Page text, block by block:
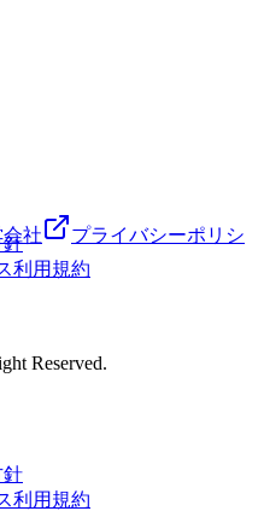
甲骨ストレッチ】
八重洲1-3-7八重洲ファー
モグキッチン内)営業時
7900＜Mail＞
（PC)＞
（PC)＞
越前駅A4出口徒歩4分】
出口徒歩4分】【日本橋三
歩5分】【東京メトロ銀座線
直結】
甲骨ストレッチ】
八重洲1-3-7八重洲ファー
モグキッチン内)営業時
～19:00（毎週水曜 定
7900＜Mail＞
（PC)＞
日本橋口より徒歩5分】
丸の内線大手町駅東改札徒
町駅B10出口へお進み下さ
駅東改札徒歩7分/大手町駅
メトロ銀座線三越前駅A4出
三越前駅A4出口徒歩4
コレド室町徒歩5分】【東
日本橋駅 A７ 出口直結】
本橋駅 A７ 出口直結】
甲骨ストレッチ】
八重洲1-3-7八重洲ファー
モグキッチン内)営業時
～19:00（毎週水曜 定
7900＜Mail＞
（PC)＞
針
利用規約
Reserved.
社
プライバシーポリシ
針
利用規約